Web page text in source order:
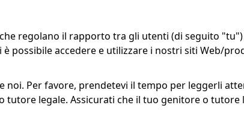
regolano il rapporto tra gli utenti (di seguito
possibile accedere e utilizzare i nostri siti Web/
Per favore, prendetevi il tempo per leggerli
tutore legale. Assicurati che il tuo genitore o